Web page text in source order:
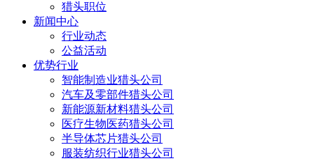
猎头职位
新闻中心
行业动态
公益活动
优势行业
智能制造业猎头公司
汽车及零部件猎头公司
新能源新材料猎头公司
医疗生物医药猎头公司
半导体芯片猎头公司
服装纺织行业猎头公司